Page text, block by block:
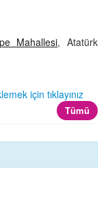
Mahallesi, Atatürk
için tıklayınız
Tümü